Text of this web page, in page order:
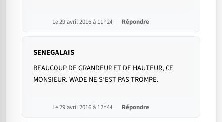
Le 29 avril 2016 à 11h24 Répondre
SENEGALAIS
BEAUCOUP DE GRANDEUR ET DE HAUTEUR, CE
MONSIEUR. WADE NE S’EST PAS TROMPE.
Le 29 avril 2016 à 12h44 Répondre